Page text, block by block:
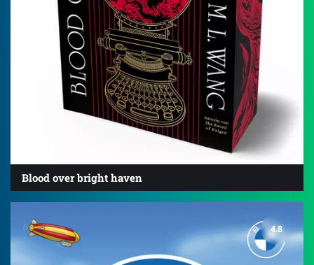
Blood over bright haven
4.8